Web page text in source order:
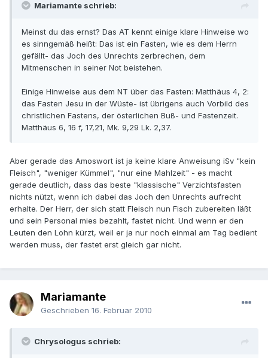
Mariamante schrieb:
Meinst du das ernst? Das AT kennt einige klare Hinweise wo
es sinngemäß heißt: Das ist ein Fasten, wie es dem Herrn
gefällt- das Joch des Unrechts zerbrechen, dem
Mitmenschen in seiner Not beistehen.
Einige Hinweise aus dem NT über das Fasten: Matthäus 4, 2:
das Fasten Jesu in der Wüste- ist übrigens auch Vorbild des
christlichen Fastens, der österlichen Buß- und Fastenzeit.
Matthäus 6, 16 f, 17,21, Mk. 9,29 Lk. 2,37.
Aber gerade das Amoswort ist ja keine klare Anweisung iSv "kein
Fleisch", "weniger Kümmel", "nur eine Mahlzeit" - es macht
gerade deutlich, dass das beste "klassische" Verzichtsfasten
nichts nützt, wenn ich dabei das Joch den Unrechts aufrecht
erhalte. Der Herr, der sich statt Fleisch nun Fisch zubereiten läßt
und sein Personal mies bezahlt, fastet nicht. Und wenn er den
Leuten den Lohn kürzt, weil er ja nur noch einmal am Tag bedient
werden muss, der fastet erst gleich gar nicht.
Mariamante
Geschrieben 16. Februar 2010
Chrysologus schrieb: